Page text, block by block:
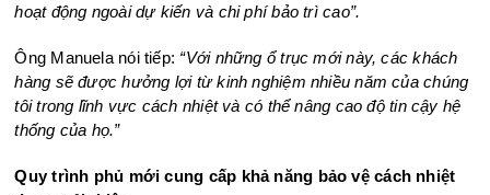
hoạt động ngoài dự kiến và chi phí bảo trì cao”.
Ông Manuela nói tiếp: “Với những ổ trục mới này, các khách
hàng sẽ được hưởng lợi từ kinh nghiệm nhiều năm của chúng
tôi trong lĩnh vực cách nhiệt và có thể nâng cao độ tin cậy hệ
thống của họ.”
Quy trình phủ mới cung cấp khả năng bảo vệ cách nhiệt